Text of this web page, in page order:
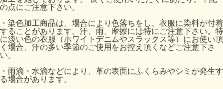
の点にご注意下さい。
・染色加工商品は、場合により色落ちをし、衣服に染料が付着
することがあります。汗、雨、摩擦には特にご注意下さい。特
に淡い色の衣服（ホワイトデニムやスラックス等）にお使い頂
く場合、汗の多い季節のご使用をお控え頂くなどご注意下さ
い。
・雨滴・水滴などにより、革の表面にふくらみやシミが発生す
る場合があります。